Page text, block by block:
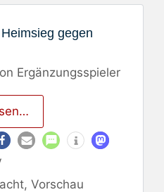
gegen
Ergänzungsspieler
,Vorschau